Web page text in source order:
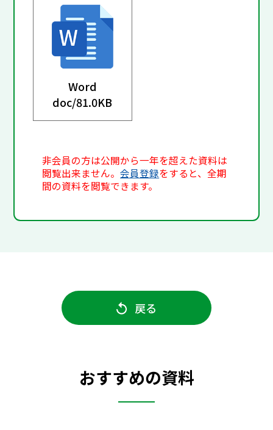
Word
doc/81.0KB
非会員の方は公開から一年を超えた資料は
閲覧出来ません。会員登録をすると、全期
間の資料を閲覧できます。
戻る
おすすめの資料